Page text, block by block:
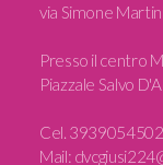
via Simone
Presso il centro
Piazzale Salvo
Cel. 3939054502
Mail: